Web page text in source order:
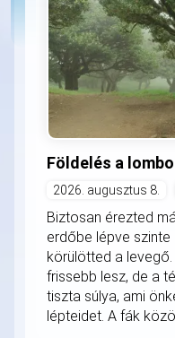
Földelés a
2026. augusztus 8.
Biztosan érezted
erdőbe lépve
körülötted a
frissebb lesz, de a
tiszta súlya, ami
lépteidet. A fák